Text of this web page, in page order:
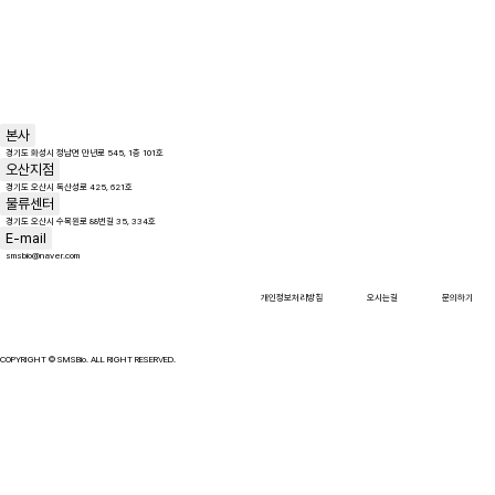
본사
경기도 화성시 정남면 만년로 545, 1층 101호
오산지점
경기도 오산시 독산성로 425, 621호
물류센터
경기도 오산시 수목원로 88번길 35, 334호
E-mail
smsbio@naver.com
개인정보처리방침 오시는길 문의하기
COPYRIGHT © SMSBio. ALL RIGHT RESERVED.